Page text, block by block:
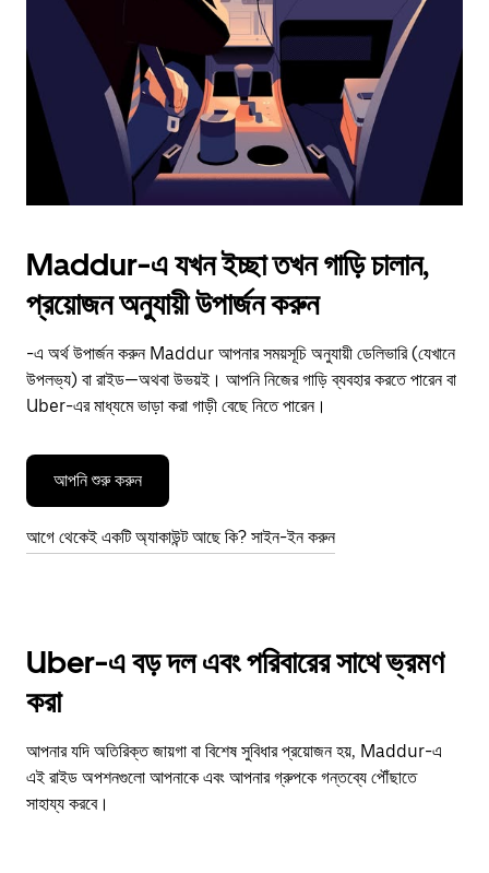
the
calendar.
Maddur-এ যখন ইচ্ছা তখন গাড়ি চালান,
প্রয়োজন অনুযায়ী উপার্জন করুন
-এ অর্থ উপার্জন করুন Maddur আপনার সময়সূচি অনুযায়ী ডেলিভারি (যেখানে
উপলভ্য) বা রাইড—অথবা উভয়ই। আপনি নিজের গাড়ি ব্যবহার করতে পারেন বা
Uber-এর মাধ্যমে ভাড়া করা গাড়ী বেছে নিতে পারেন।
আপনি শুরু করুন
আগে থেকেই একটি অ্যাকাউন্ট আছে কি? সাইন-ইন করুন
Uber-এ বড় দল এবং পরিবারের সাথে ভ্রমণ
করা
আপনার যদি অতিরিক্ত জায়গা বা বিশেষ সুবিধার প্রয়োজন হয়, Maddur-এ
এই রাইড অপশনগুলো আপনাকে এবং আপনার গ্রুপকে গন্তব্যে পৌঁছাতে
সাহায্য করবে।